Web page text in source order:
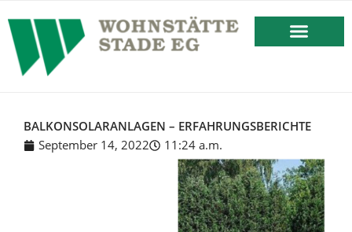
springen
BALKONSOLARANLAGEN – ERFAHRUNGSBERICHTE
September 14, 2022
11:24 a.m.